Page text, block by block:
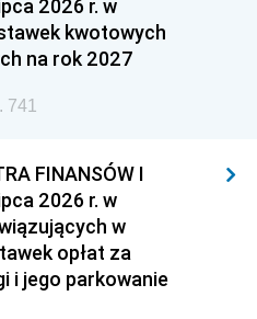
2026 r. w
kwotowych
na rok 2027
741
FINANSÓW I
2026 r. w
w
opłat za
i jego parkowanie